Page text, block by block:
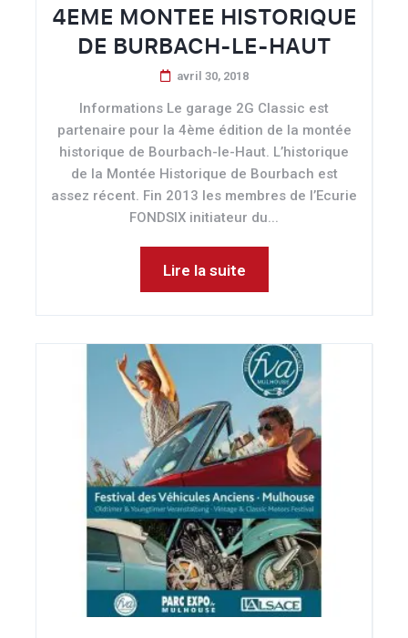
4EME MONTEE HISTORIQUE
DE BURBACH-LE-HAUT
avril 30, 2018
Informations Le garage 2G Classic est
partenaire pour la 4ème édition de la montée
historique de Bourbach-le-Haut. L’historique
de la Montée Historique de Bourbach est
assez récent. Fin 2013 les membres de l’Ecurie
FONDSIX initiateur du...
Lire la suite